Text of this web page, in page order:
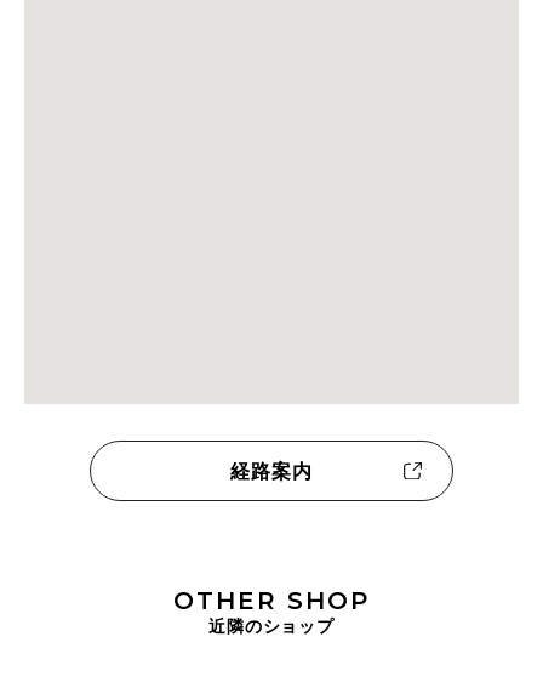
経路案内
OTHER SHOP
近隣のショップ